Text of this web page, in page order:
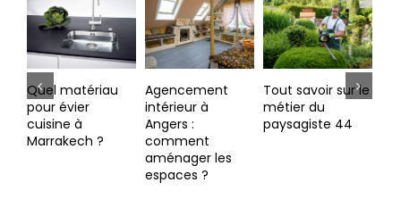
Agencement
intérieur à
Angers :
comment
Tout savoir sur le
métier du
paysagiste 44
Travaux
d’agrandissement
à La Flèche :